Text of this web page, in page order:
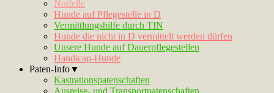
Notfelle
Hunde auf Pflegestelle in D
Vermittlungshilfe durch TIN
Hunde die nicht in D vermittelt werden dürfen
Unsere Hunde auf Dauerpflegestellen
Handicap-Hunde
Paten-Info▼
Kastrationspatenschaften
Ausreise- und Transportpatenschaften